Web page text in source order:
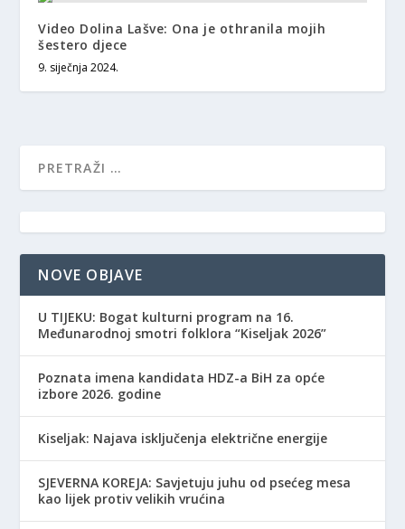
Video Dolina Lašve: Ona je othranila mojih
šestero djece
9. siječnja 2024.
NOVE OBJAVE
​U TIJEKU: Bogat kulturni program na 16.
Međunarodnoj smotri folklora “Kiseljak 2026”
Poznata imena kandidata HDZ-a BiH za opće
izbore 2026. godine
Kiseljak: Najava isključenja električne energije
SJEVERNA KOREJA: Savjetuju juhu od psećeg mesa
kao lijek protiv velikih vrućina